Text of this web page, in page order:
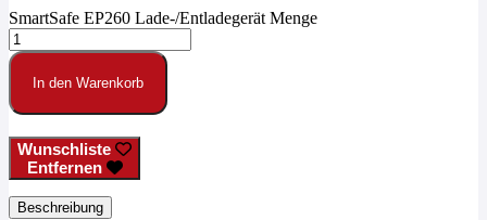
SmartSafe EP260 Lade-/Entladegerät Menge
In den Warenkorb
Wunschliste
Entfernen
Beschreibung